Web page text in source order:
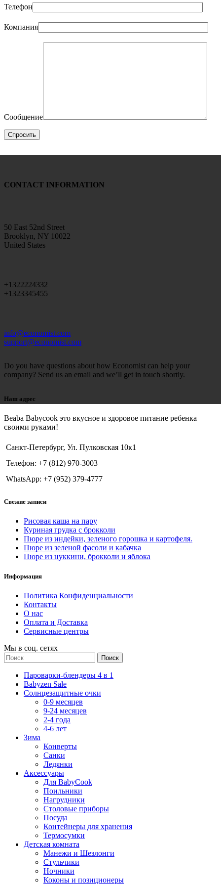
Телефон
Компания
Сообщение
CONTACT INFORMATION
50 East 52nd Street
Brooklyn, NY 10022
United States
+1322224332
+1323345455
info@economist.com
support@economist.com
Do you have questions about how Economist can help your
company? Send us an email and we’ll get in touch shortly.
Наш адрес
Beaba Babycook это вкусное и здоровое питание ребенка
своими руками!
Санкт-Петербург, Ул. Пулковская 10к1
Телефон: +7 (812) 970-3003
WhatsApp: +7 (952) 379-4777
Свежие записи
Рисовая каша на пару
Куриная грудка с брокколи
Пюре из индейки, зеленого горошка и картофеля.
Пюре из зеленой фасоли и кабачка
Пюре из цуккини, брокколи и яблока
Информация
Политика Конфиденциальности
Контакты
О нас
Оплата и Доставка
Сервисные центры
Мы в соц. сетях
Поиск
Пароварки-блендеры 4 в 1
Babyzen Sale
Солнцезащитные очки
0-9 месяцев
9-24 месяцев
2-4 года
4-6 лет
Зима
Конверты
Санки
Ледянки
Аксессуары
Для BabyCook
Поильники
Нагрудники
Столовые приборы
Посуда
Контейнеры для хранения
Термосумки
Детская комната
Манежи и Шезлонги
Стульчики
Ночники
Коконы и позиционеры